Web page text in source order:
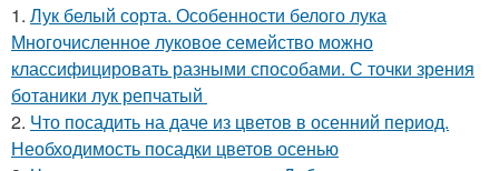
1. Лук белый сорта. Особенности белого лука
Многочисленное луковое семейство можно
классифицировать разными способами. С точки зрения
ботаники лук репчатый
2. Что посадить на даче из цветов в осенний период.
Необходимость посадки цветов осенью